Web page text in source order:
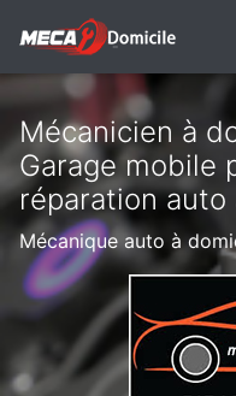
Mécanicien à
Garage mobile
réparation auto
Mécanique auto à